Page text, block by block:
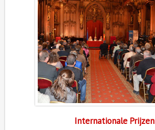
Internationale Prijzen